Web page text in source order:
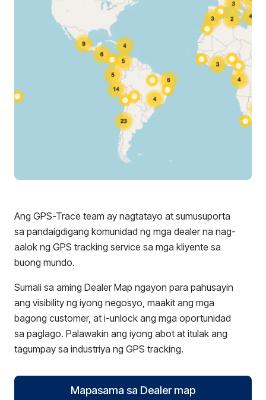
Ang GPS-Trace team ay nagtatayo at sumusuporta
sa pandaigdigang komunidad ng mga dealer na nag-
aalok ng GPS tracking service sa mga kliyente sa
buong mundo.
Sumali sa aming Dealer Map ngayon para pahusayin
ang visibility ng iyong negosyo, maakit ang mga
bagong customer, at i-unlock ang mga oportunidad
sa paglago. Palawakin ang iyong abot at itulak ang
tagumpay sa industriya ng GPS tracking.
Mapasama sa Dealer map